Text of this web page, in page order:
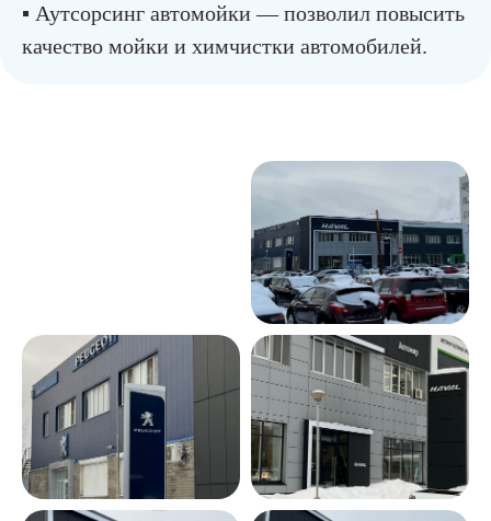
▪︎ Аутсорсинг автомойки — позволил повысить
качество мойки и химчистки автомобилей.